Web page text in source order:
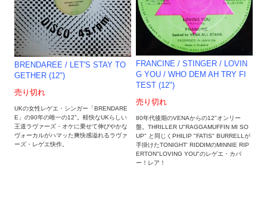
BRENDAREE / LET'S STAY TO
GETHER (12")
売り切れ
UKの女性レゲエ・シンガー「BRENDARE
E」の90年の唯一の12"。軽快なUKらしい
王道ラヴァーズ・オケに乗せて伸びやかな
ヴォーカルがハマッた爽快感溢れるラヴァ
ーズ・レゲエ快作。
FRANCINE / STINGER / LOVIN
G YOU / WHO DEM AH TRY FI
TEST (12")
売り切れ
80年代後期のVENAからの12"オンリー
盤。THRILLER U"RAGGAMUFFIN MI SO
UP" と同じくPHILIP "FATIS" BURRELLが
手掛けたTONIGHT' RIDDIMのMINNIE RIP
ERTON"LOVING YOU"のレゲエ・カバ
ー！レア！